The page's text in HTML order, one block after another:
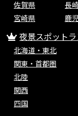
佐賀県
長
宮崎県
鹿
夜景スポットラ
北海道・東北
関東・首都圏
北陸
関西
四国